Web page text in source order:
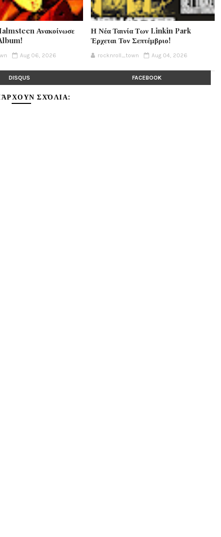
Ανακοίνωσε
Aug 06, 2026
Η Νέα Ταινία Των Linkin Park
Έρχεται Τον Σεπτέμβριο!
rocknroll_town Aug 04, 2026
DISQUS FACEBOOK
ΣΧΌΛΙΑ: